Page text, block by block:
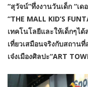
“สุวัจน์”ทึ่งงานวันเด็ก “เ
“THE MALL KID’S
เทคโนโลยีและให้เด็กๆไ
เที่ยวเสมือนจริงกับสถาน
เจ๋งเมืองศิลปะ“ART